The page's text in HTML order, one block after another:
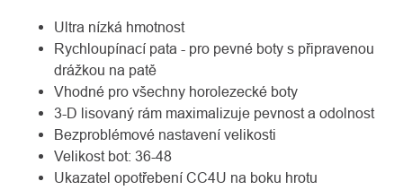
Ultra nízká hmotnost
Rychloupínací pata - pro pevné boty s připravenou
drážkou na patě
Vhodné pro všechny horolezecké boty
3-D lisovaný rám maximalizuje pevnost a odolnost
Bezproblémové nastavení velikosti
Velikost bot: 36-48
Ukazatel opotřebení CC4U na boku hrotu